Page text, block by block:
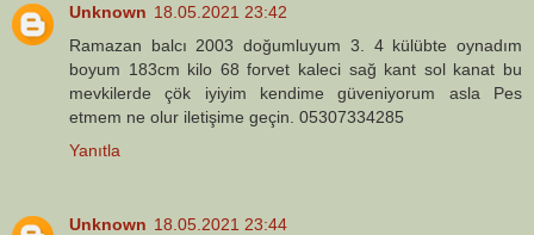
Unknown 18.05.2021 23:42
Ramazan balcı 2003 doğumluyum 3. 4 külübte oynadım
boyum 183cm kilo 68 forvet kaleci sağ kant sol kanat bu
mevkilerde çök iyiyim kendime güveniyorum asla Pes
etmem ne olur iletişime geçin. 05307334285
Yanıtla
Unknown 18.05.2021 23:44